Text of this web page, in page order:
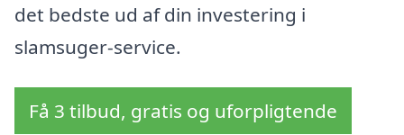
det bedste ud af din investering i
slamsuger-service.
Få 3 tilbud, gratis og uforpligtende